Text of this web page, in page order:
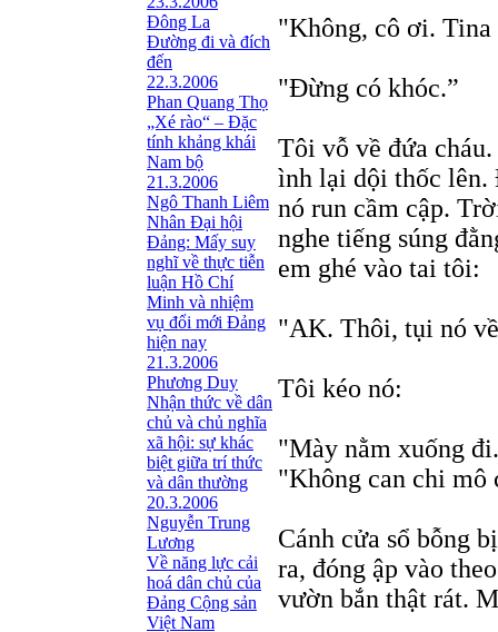
Đông La
Đường đi và đích
đến
22.3.2006
Phan Quang Thọ
„Xé rào“ – Đặc
tính khảng khái
Nam bộ
21.3.2006
Ngô Thanh Liêm
Nhân Đại hội
Đảng: Mấy suy
nghĩ về thực tiễn
luận Hồ Chí
Minh và nhiệm
vụ đổi mới Đảng
hiện nay
21.3.2006
Phương Duy
Nhận thức về dân
chủ và chủ nghĩa
xã hội: sự khác
biệt giữa trí thức
và dân thường
20.3.2006
Nguyễn Trung
Lương
Về năng lực cải
hoá dân chủ của
Đảng Cộng sản
Việt Nam
"Không, cô ơi. Tina
"Ðừng có khóc.”
Tôi vỗ về đứa
ình lại dội thốc lên.
nó run cầm cập.
nghe tiếng súng
em ghé vào tai tôi:
"AK. Thôi, tụi nó
Tôi kéo nó:
"Mày nằm xuống
"Không can chi
Cánh cửa sổ bỗng
ra, đóng ập vào
vườn bắn thật rát.